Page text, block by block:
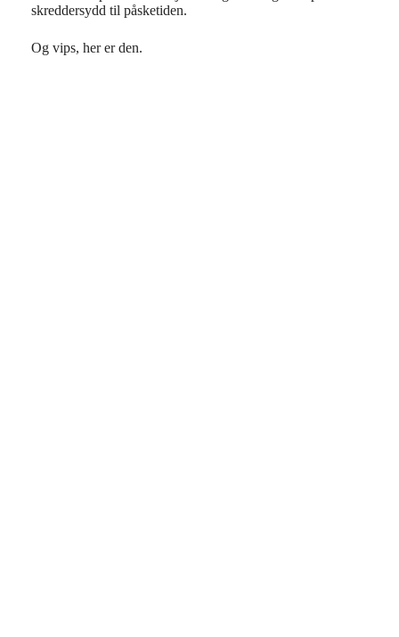
skreddersydd til påsketiden.
Og vips, her er den.